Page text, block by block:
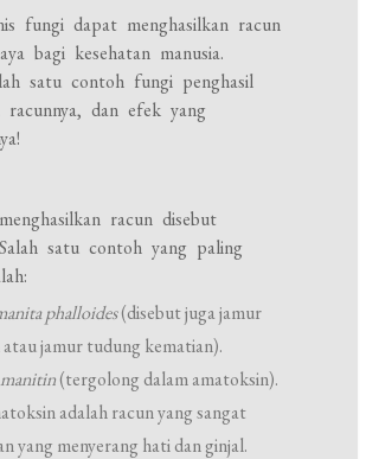
fungi dapat menghasilkan racun
bagi kesehatan manusia.
satu contoh fungi penghasil
racunnya, dan efek yang
racun disebut
satu contoh yang paling
phalloides(disebut juga jamur
jamur tudung kematian).
(tergolong dalam amatoksin).
adalah racun yang sangat
yang menyerang hati dan ginjal.